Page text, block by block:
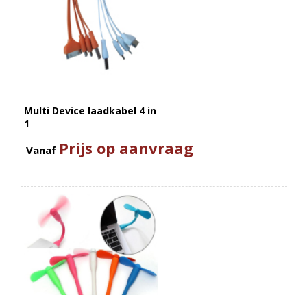
Multi Device laadkabel 4 in
1
Vanaf Prijs op aanvraag